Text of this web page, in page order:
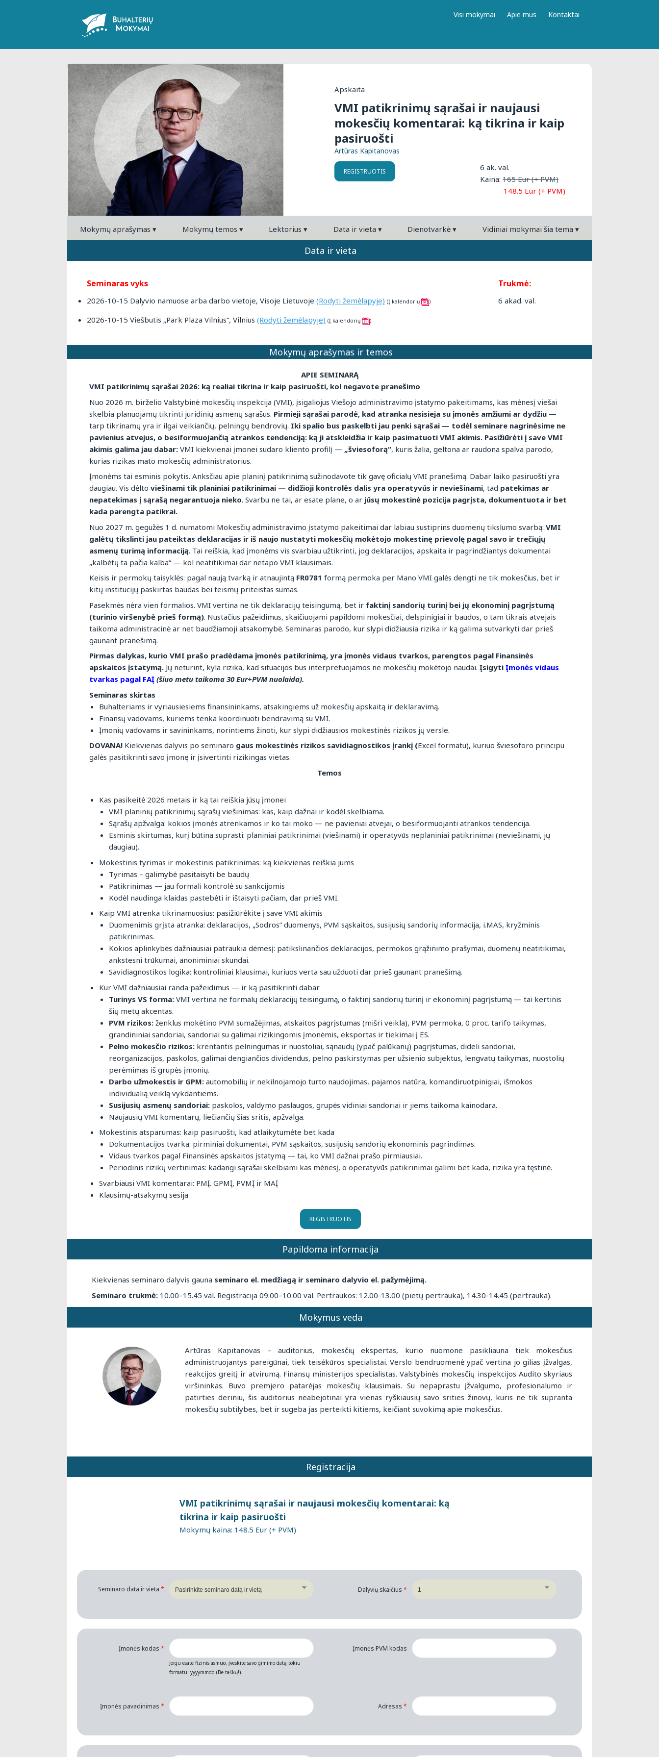
Visi mokymai Apie mus Kontaktai
Apskaita
VMI patikrinimų sąrašai ir naujausi
mokesčių komentarai: ką tikrina ir kaip
pasiruošti
Artūras Kapitanovas
REGISTRUOTIS
6 ak. val.
Kaina:165 Eur (+ PVM)
148.5 Eur (+ PVM)
Mokymų aprašymas▾ Mokymų temos ▾ Lektorius▾ Data ir vieta ▾ Dienotvarkė▾ Vidiniai mokymai šia tema ▾
Data ir vieta
Seminaras vyks
2026-10-15 Dalyvio namuose arba darbo vietoje, Visoje Lietuvoje (Rodyti žemėlapyje) (Į kalendorių )
2026-10-15 Viešbutis „Park Plaza Vilnius“, Vilnius (Rodyti žemėlapyje) (Į kalendorių )
Trukmė:
6 akad. val.
Mokymų aprašymas ir temos
APIE SEMINARĄ
VMI patikrinimų sąrašai 2026: ką realiai tikrina ir kaip pasiruošti, kol negavote pranešimo
Nuo 2026 m. birželio Valstybinė mokesčių inspekcija (VMI), įsigaliojus Viešojo administravimo įstatymo pakeitimams, kas mėnesį viešai
skelbia planuojamų tikrinti juridinių asmenų sąrašus. Pirmieji sąrašai parodė, kad atranka nesisieja su įmonės amžiumi ar dydžiu—
tarp tikrinamų yra ir ilgai veikiančių, pelningų bendrovių. Iki spalio bus paskelbti jau penki sąrašai — todėl seminare nagrinėsime ne
pavienius atvejus, o besiformuojančią atrankos tendenciją: ką ji atskleidžia ir kaip pasimatuoti VMI akimis. Pasižiūrėti į save VMI
akimis galima jau dabar:VMI kiekvienai įmonei sudaro kliento profilį — „šviesoforą“, kuris žalia, geltona ar raudona spalva parodo,
kurias rizikas mato mokesčių administratorius.
Įmonėms tai esminis pokytis. Anksčiau apie planinį patikrinimą sužinodavote tik gavę oficialų VMI pranešimą. Dabar laiko pasiruošti yra
daugiau. Vis dėlto viešinami tik planiniai patikrinimai — didžioji kontrolės dalis yra operatyvūs ir neviešinami, tad patekimas ar
nepatekimas į sąrašą negarantuoja nieko. Svarbu ne tai, ar esate plane, o ar jūsų mokestinė pozicija pagrįsta, dokumentuota ir bet
kada parengta patikrai.
Nuo 2027 m. gegužės 1 d. numatomi Mokesčių administravimo įstatymo pakeitimai dar labiau sustiprins duomenų tikslumo svarbą: VMI
galėtų tikslinti jau pateiktas deklaracijas ir iš naujo nustatyti mokesčių mokėtojo mokestinę prievolę pagal savo ir trečiųjų
asmenų turimą informaciją. Tai reiškia, kad įmonėms vis svarbiau užtikrinti, jog deklaracijos, apskaita ir pagrindžiantys dokumentai
„kalbėtų ta pačia kalba“ — kol neatitikimai dar netapo VMI klausimais.
Keisis ir permokų taisyklės: pagal naują tvarką ir atnaujintą FR0781 formą permoka per Mano VMI galės dengti ne tik mokesčius, bet ir
kitų institucijų paskirtas baudas bei teismų priteistas sumas.
Pasekmės nėra vien formalios. VMI vertina ne tik deklaracijų teisingumą, bet ir faktinį sandorių turinį bei jų ekonominį pagrįstumą
(turinio viršenybė prieš formą). Nustačius pažeidimus, skaičiuojami papildomi mokesčiai, delspinigiai ir baudos, o tam tikrais atvejais
taikoma administracinė ar net baudžiamoji atsakomybė. Seminaras parodo, kur slypi didžiausia rizika ir ką galima sutvarkyti dar prieš
gaunant pranešimą.
Pirmas dalykas, kurio VMI prašo pradėdama įmonės patikrinimą, yra įmonės vidaus tvarkos, parengtos pagal Finansinės
apskaitos įstatymą.Jų neturint, kyla rizika, kad situacijos bus interpretuojamos ne mokesčių mokėtojo naudai. Įsigyti Įmonės vidaus
tvarkas pagal FAĮ (šiuo metu taikoma 30 Eur+PVM nuolaida).
Seminaras skirtas
Buhalteriams ir vyriausiesiems finansininkams, atsakingiems už mokesčių apskaitą ir deklaravimą.
Finansų vadovams, kuriems tenka koordinuoti bendravimą su VMI.
Įmonių vadovams ir savininkams, norintiems žinoti, kur slypi didžiausios mokestinės rizikos jų versle.
DOVANA!Kiekvienas dalyvis po seminaro gaus mokestinės rizikos savidiagnostikos įrankį (Excel formatu), kuriuo šviesoforo principu
galės pasitikrinti savo įmonę ir įsivertinti rizikingas vietas.
Temos
Kas pasikeitė 2026 metais ir ką tai reiškia jūsų įmonei
VMI planinių patikrinimų sąrašų viešinimas: kas, kaip dažnai ir kodėl skelbiama.
Sąrašų apžvalga: kokios įmonės atrenkamos ir ko tai moko — ne pavieniai atvejai, o besiformuojanti atrankos tendencija.
Esminis skirtumas, kurį būtina suprasti: planiniai patikrinimai (viešinami) ir operatyvūs neplaniniai patikrinimai (neviešinami, jų
daugiau).
Mokestinis tyrimas ir mokestinis patikrinimas: ką kiekvienas reiškia jums
Tyrimas – galimybė pasitaisyti be baudų
Patikrinimas — jau formali kontrolė su sankcijomis
Kodėl naudinga klaidas pastebėti ir ištaisyti pačiam, dar prieš VMI.
Kaip VMI atrenka tikrinamuosius: pasižiūrėkite į save VMI akimis
Duomenimis grįsta atranka: deklaracijos, „Sodros” duomenys, PVM sąskaitos, susijusių sandorių informacija, i.MAS, kryžminis
patikrinimas.
Kokios aplinkybės dažniausiai patraukia dėmesį: patikslinančios deklaracijos, permokos grąžinimo prašymai, duomenų neatitikimai,
ankstesni trūkumai, anoniminiai skundai.
Savidiagnostikos logika: kontroliniai klausimai, kuriuos verta sau užduoti dar prieš gaunant pranešimą.
Kur VMI dažniausiai randa pažeidimus — ir ką pasitikrinti dabar
Turinys VS forma: VMI vertina ne formalų deklaracijų teisingumą, o faktinį sandorių turinį ir ekonominį pagrįstumą — tai kertinis
šių metų akcentas.
PVM rizikos: ženklus mokėtino PVM sumažėjimas, atskaitos pagrįstumas (mišri veikla), PVM permoka, 0 proc. tarifo taikymas,
grandininiai sandoriai, sandoriai su galimai rizikingomis įmonėmis, eksportas ir tiekimai į ES.
Pelno mokesčio rizikos: krentantis pelningumas ir nuostoliai, sąnaudų (ypač palūkanų) pagrįstumas, dideli sandoriai,
reorganizacijos, paskolos, galimai dengiančios dividendus, pelno paskirstymas per užsienio subjektus, lengvatų taikymas, nuostolių
perėmimas iš grupės įmonių.
Darbo užmokestis ir GPM: automobilių ir nekilnojamojo turto naudojimas, pajamos natūra, komandiruotpinigiai, išmokos
individualią veiklą vykdantiems.
Susijusių asmenų sandoriai: paskolos, valdymo paslaugos, grupės vidiniai sandoriai ir jiems taikoma kainodara.
Naujausių VMI komentarų, liečiančių šias sritis, apžvalga.
Mokestinis atsparumas: kaip pasiruošti, kad atlaikytumėte bet kada
Dokumentacijos tvarka: pirminiai dokumentai, PVM sąskaitos, susijusių sandorių ekonominis pagrindimas.
Vidaus tvarkos pagal Finansinės apskaitos įstatymą — tai, ko VMI dažnai prašo pirmiausiai.
Periodinis rizikų vertinimas: kadangi sąrašai skelbiami kas mėnesį, o operatyvūs patikrinimai galimi bet kada, rizika yra tęstinė.
Svarbiausi VMI komentarai: PMĮ. GPMĮ, PVMĮ ir MAĮ
Klausimų-atsakymų sesija
REGISTRUOTIS
Papildoma informacija
Kiekvienas seminaro dalyvis gauna seminaro el. medžiagą ir seminaro dalyvio el. pažymėjimą.
Seminaro trukmė: 10.00–15.45 val. Registracija 09.00–10.00 val. Pertraukos: 12.00-13.00 (pietų pertrauka), 14.30-14.45 (pertrauka).
Mokymus veda
Artūras Kapitanovas – auditorius, mokesčių ekspertas, kurio nuomone pasikliauna tiek mokesčius
administruojantys pareigūnai, tiek teisėkūros specialistai. Verslo bendruomenė ypač vertina jo gilias įžvalgas,
reakcijos greitį ir atvirumą. Finansų ministerijos specialistas. Valstybinės mokesčių inspekcijos Audito skyriaus
viršininkas. Buvo premjero patarėjas mokesčių klausimais. Su nepaprastu įžvalgumo, profesionalumo ir
patirties deriniu, šis auditorius neabejotinai yra vienas ryškiausių savo srities žinovų, kuris ne tik supranta
mokesčių subtilybes, bet ir sugeba jas perteikti kitiems, keičiant suvokimą apie mokesčius.
Registracija
VMI patikrinimų sąrašai ir naujausi mokesčių komentarai: ką
tikrina ir kaip pasiruošti
Mokymų kaina: 148.5 Eur (+ PVM)
Seminaro data ir vieta* Dalyvių skaičius*
Įmonės kodas*
Jeigu esate fizinis asmuo, įveskite savo gimimo datą tokiu
formatu: yyyymmdd (Be taškų!).
Įmonės PVM kodas
Įmonės pavadinimas* Adresas*